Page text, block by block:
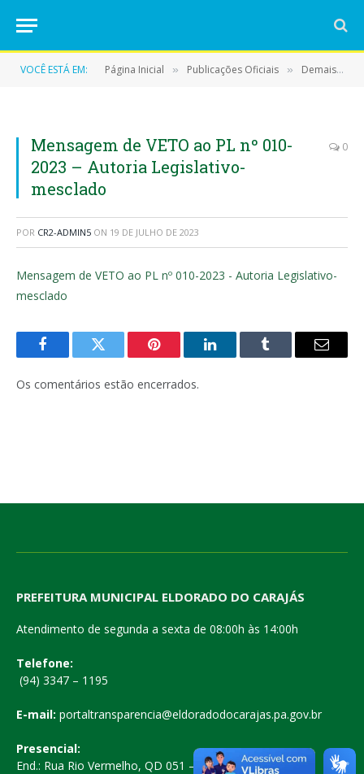
VOCÊ ESTÁ EM: Página Inicial » Publicações Oficiais » Demais Publicações Oficiais
Mensagem de VETO ao PL nº 010-
2023 – Autoria Legislativo-
mesclado
0
POR CR2-ADMIN5 ON 19 DE JULHO DE 2023
Mensagem de VETO ao PL nº 010-2023 - Autoria Legislativo-
mesclado
FacebookTwitter Pinterest LinkedInTumblr
E-
Os comentários estão encerrados.
PREFEITURA MUNICIPAL ELDORADO DO CARAJÁS
Atendimento de segunda a sexta de 08:00h às 14:00h
Telefone:
(94) 3347 – 1195
E-mail: portaltransparencia@eldoradodocarajas.pa.gov.br
Presencial:
End.: Rua Rio Vermelho, QD 051 – Centro